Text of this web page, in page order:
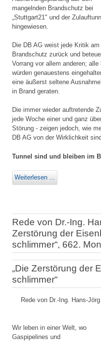
mangelnden Brandschutz bei
„Stuttgart21" und der
hingewiesen.
Die DB AG weist jede Kritik am
Brandschutz zurück und
Vorrang vor allem anderen;
würden genauestens
eine äußerst seltene
in Brand geraten.
Die immer wieder auftretende
jede Woche einer und ganz
Störung - zeigen jedoch, wie
DB AG von der Wirklichkeit
Tunnel sind und bleiben im
Weiterlesen ...
Rede von Dr.-Ing.
Zerstörung der
schlimmer“, 662.
„Die Zerstörung der
schlimmer“
Rede von Dr.-Ing. Hans-
Wir leben in einer Welt, wo
Gaspipelines und